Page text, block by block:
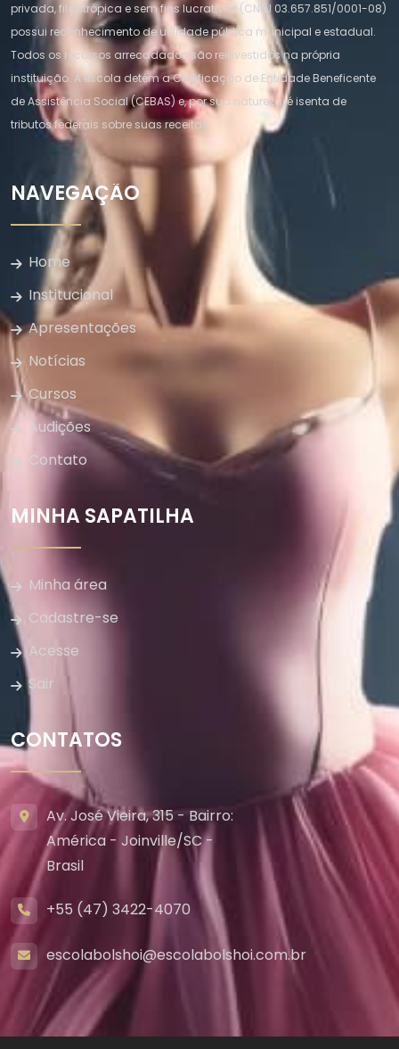
privada, filantrópica e sem fins lucrativos (CNPJ 03.657.851/0001-08)
possui reconhecimento de utilidade pública municipal e estadual.
Todos os recursos arrecadados são reinvestidos na própria
instituição. A escola detém a Certificação de Entidade Beneficente
de Assistência Social (CEBAS) e, por sua natureza, é isenta de
tributos federais sobre suas receitas.
NAVEGAÇÃO
Home
Institucional
Apresentações
Notícias
Cursos
Audições
Contato
MINHA SAPATILHA
Minha área
Cadastre-se
Acesse
Sair
CONTATOS
Av. José Vieira, 315 - Bairro:
América - Joinville/SC -
Brasil
+55 (47) 3422-4070
escolabolshoi@escolabolshoi.com.br